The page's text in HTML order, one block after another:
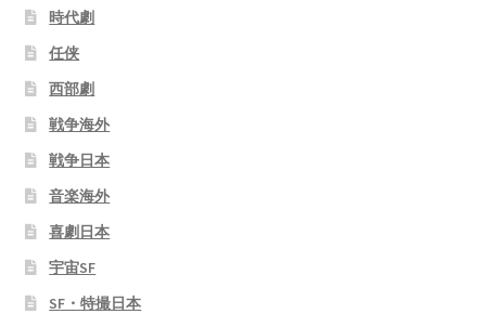
時代劇
任侠
西部劇
戦争海外
戦争日本
音楽海外
喜劇日本
宇宙SF
SF・特撮日本